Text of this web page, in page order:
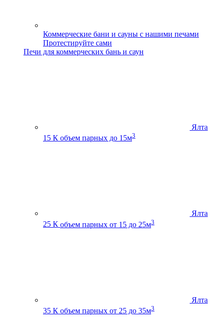
Коммерческие бани и сауны с нашими печами
Протестируйте сами
Печи для коммерческих бань и саун
Ялта
15 К объем парных до 15м3
Ялта
25 К объем парных от 15 до 25м3
Ялта
35 К объем парных от 25 до 35м3